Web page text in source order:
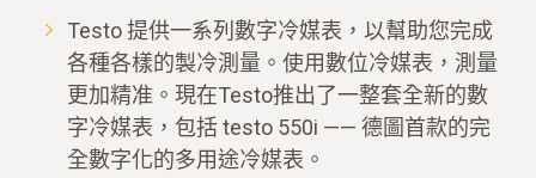
Testo 提供一系列數字冷媒表，以幫助您完成
各種各樣的製冷測量。使用數位冷媒表，測量
更加精准。現在Testo推出了一整套全新的數
字冷媒表，包括 testo 550i —— 德圖首款的完
全數字化的多用途冷媒表。